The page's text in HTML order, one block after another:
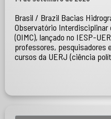
Brasil / Brazil Bacias
Observatório Interdisciplinar
(OIMC), lançado no IESP-
professores, pesquisadores
cursos da UERJ (ciência